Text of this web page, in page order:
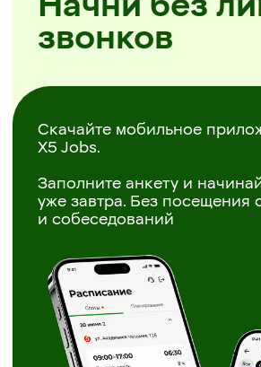
Районы на выбор
Самостоятельное планирование смен